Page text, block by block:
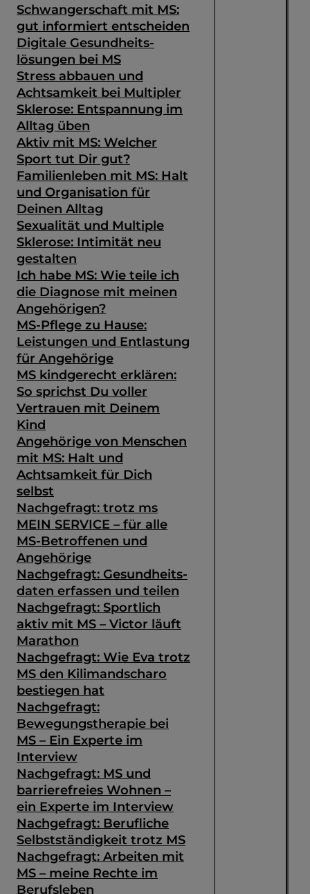
Schwangerschaft mit MS:
gut informiert entscheiden
Digitale Gesundheits­
lösungen bei MS
Stress abbauen und
Achtsamkeit bei Multipler
Sklerose: Entspannung im
Alltag üben
Aktiv mit MS: Welcher
Sport tut Dir gut?
Familienleben mit MS: Halt
und Organisation für
Deinen Alltag
Sexualität und Multiple
Sklerose: Intimität neu
gestalten
Ich habe MS: Wie teile ich
die Diagnose mit meinen
Angehörigen?
MS-Pflege zu Hause:
Leistungen und Entlastung
für Angehörige
MS kindgerecht erklären:
So sprichst Du voller
Vertrauen mit Deinem
Kind
Angehörige von Menschen
mit MS: Halt und
Achtsamkeit für Dich
selbst
Nachgefragt: trotz ms
MEIN SERVICE – für alle
MS-Betroffenen und
Angehörige
Nachgefragt: Gesundheits­
daten erfassen und teilen
Nachgefragt: Sportlich
aktiv mit MS – Victor läuft
Marathon
Nachgefragt: Wie Eva trotz
MS den Kilimandscharo
bestiegen hat
Nachgefragt:
Bewegungstherapie bei
MS – Ein Experte im
Interview
Nachgefragt: MS und
barrierefreies Wohnen –
ein Experte im Interview
Nachgefragt: Berufliche
Selbstständigkeit trotz MS
Nachgefragt: Arbeiten mit
MS – meine Rechte im
Berufsleben